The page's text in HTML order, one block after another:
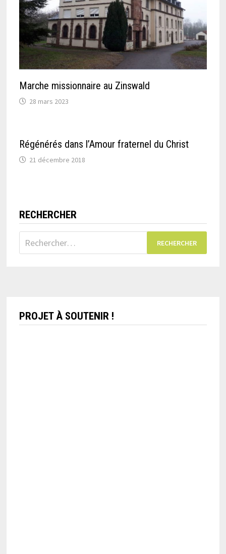
Marche missionnaire au Zinswald
28 mars 2023
Régénérés dans l’Amour fraternel du Christ
21 décembre 2018
RECHERCHER
PROJET À SOUTENIR !